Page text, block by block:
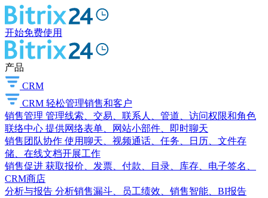
开始免费使用
产品
CRM
CRM 轻松管理销售和客户
销售管理 管理线索、交易、联系人、管道、访问权限和角色
联络中心 提供网络表单、网站小部件、即时聊天
销售团队协作 使用聊天、视频通话、任务、日历、文件存
储、在线文档开展工作
销售促进 获取报价、发票、付款、目录、库存、电子签名、
CRM商店
分析与报告 分析销售漏斗、员工绩效、销售智能、BI报告